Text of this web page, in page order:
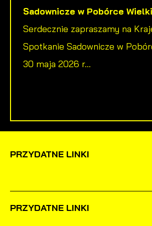
Sadownicze w Pobórce
Serdecznie zapraszamy na
Spotkanie Sadownicze w
30 maja 2026 r...
PRZYDATNE LINKI
PRZYDATNE LINKI